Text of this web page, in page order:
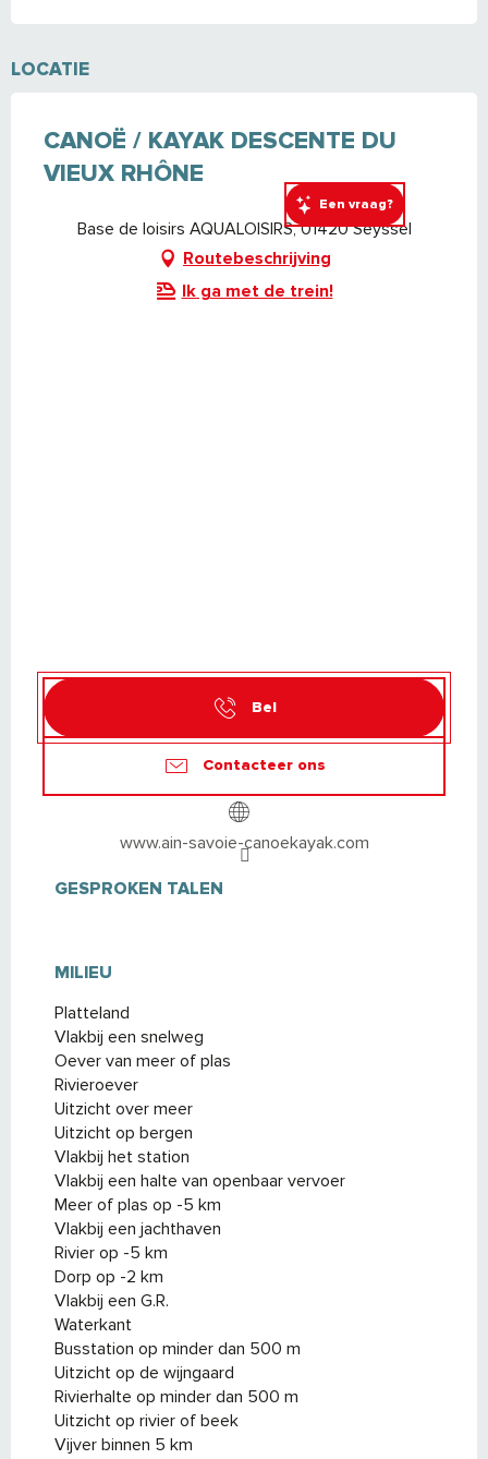
Een vraag?
LOCATIE
CANOË / KAYAK DESCENTE DU
VIEUX RHÔNE
Base de loisirs AQUALOISIRS, 01420 Seyssel
Routebeschrijving
Ik ga met de trein!
Bel
Contacteer ons
www.ain-savoie-canoekayak.com
GESPROKEN TALEN
GESPROKEN TALEN
MILIEU
MILIEU
Platteland
Vlakbij een snelweg
Oever van meer of plas
Rivieroever
Uitzicht over meer
Uitzicht op bergen
Vlakbij het station
Vlakbij een halte van openbaar vervoer
Meer of plas op -5 km
Vlakbij een jachthaven
Rivier op -5 km
Dorp op -2 km
Vlakbij een G.R.
Waterkant
Busstation op minder dan 500 m
Uitzicht op de wijngaard
Rivierhalte op minder dan 500 m
Uitzicht op rivier of beek
Vijver binnen 5 km